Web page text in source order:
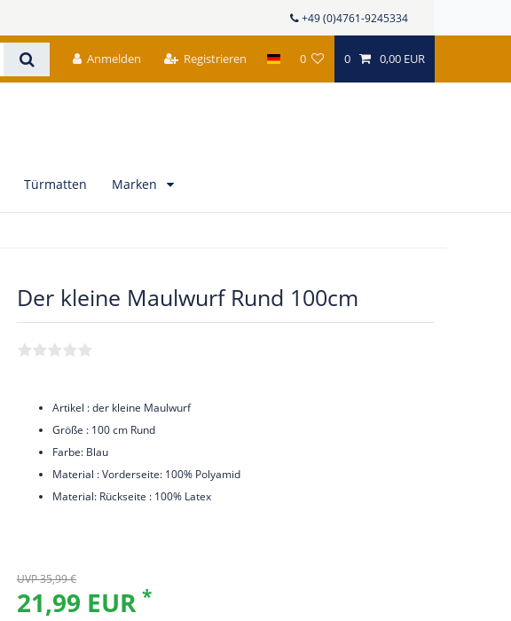
+49 (0)4761-9245334
Anmelden Registrieren 0 0 0,00 EUR
Türmatten Marken
Der kleine Maulwurf Rund 100cm
Artikel : der kleine Maulwurf
Größe : 100 cm Rund
Farbe: Blau
Material : Vorderseite: 100% Polyamid
Material: Rückseite : 100% Latex
UVP 35,99 €
21,99 EUR *